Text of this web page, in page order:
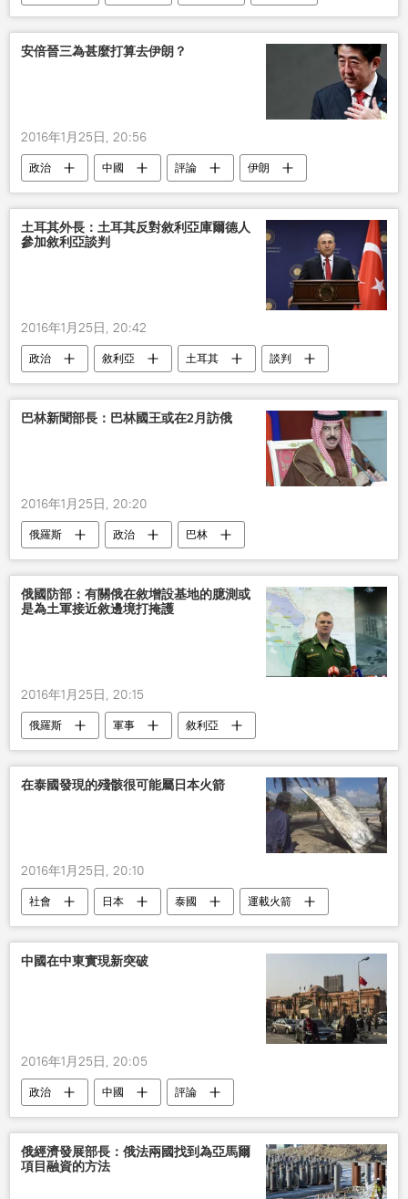
安倍晉三為甚麼打算去伊朗？
2016年1月25日, 20:56
政治 中國 評論
伊朗
日本
安倍晉三
土耳其外長：土耳其反對敘利亞庫爾德人
參加敘利亞談判
2016年1月25日, 20:42
政治 敘利亞 土耳其
談判
庫爾德人
巴林新聞部長：巴林國王或在2月訪俄
2016年1月25日, 20:20
俄羅斯 政治 巴林
俄國防部：有關俄在敘增設基地的臆測或
是為土軍接近敘邊境打掩護
2016年1月25日, 20:15
俄羅斯 軍事
敘利亞
土耳其
俄國防部
空軍基地
伊戈爾•科納申科夫
在泰國發現的殘骸很可能屬日本火箭
2016年1月25日, 20:10
社會 日本 泰國 運載火箭
中國在中東實現新突破
2016年1月25日, 20:05
政治 中國
評論
阿拉伯國家
習近平
俄經濟發展部長：俄法兩國找到為亞馬爾
項目融資的方法